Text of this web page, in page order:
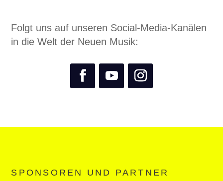
Folgt uns auf unseren Social-Media-Kanälen
in die Welt der Neuen Musik:
SPONSOREN UND PARTNER